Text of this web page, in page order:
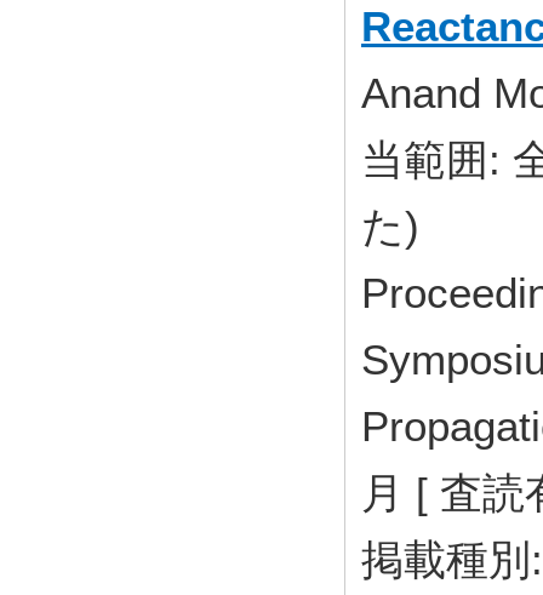
Anand
当範囲:
た)
月 [ 査読
掲載種